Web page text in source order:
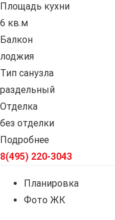
Площадь кухни
6 кв.м
Балкон
лоджия
Тип санузла
раздельный
Отделка
без отделки
Подробнее
8(495) 220-3043
Планировка
Фото ЖК